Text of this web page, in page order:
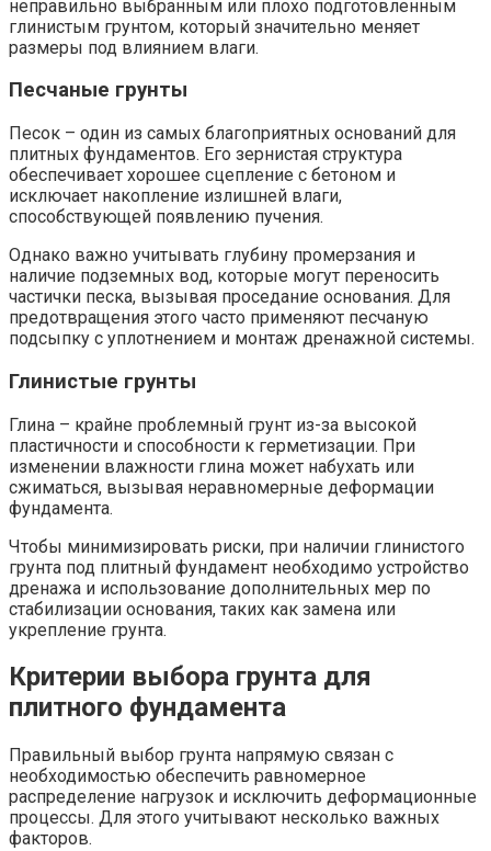
неправильно выбранным или плохо подготовленным
глинистым грунтом, который значительно меняет
размеры под влиянием влаги.
Песчаные грунты
Песок – один из самых благоприятных оснований для
плитных фундаментов. Его зернистая структура
обеспечивает хорошее сцепление с бетоном и
исключает накопление излишней влаги,
способствующей появлению пучения.
Однако важно учитывать глубину промерзания и
наличие подземных вод, которые могут переносить
частички песка, вызывая проседание основания. Для
предотвращения этого часто применяют песчаную
подсыпку с уплотнением и монтаж дренажной системы.
Глинистые грунты
Глина – крайне проблемный грунт из-за высокой
пластичности и способности к герметизации. При
изменении влажности глина может набухать или
сжиматься, вызывая неравномерные деформации
фундамента.
Чтобы минимизировать риски, при наличии глинистого
грунта под плитный фундамент необходимо устройство
дренажа и использование дополнительных мер по
стабилизации основания, таких как замена или
укрепление грунта.
Критерии выбора грунта для
плитного фундамента
Правильный выбор грунта напрямую связан с
необходимостью обеспечить равномерное
распределение нагрузок и исключить деформационные
процессы. Для этого учитывают несколько важных
факторов.